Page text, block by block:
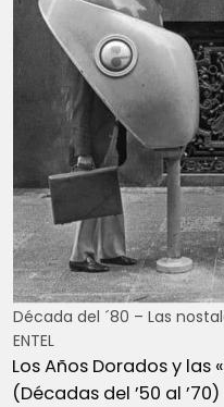
Década del ´80 – Las
ENTEL
Los Años Dorados y las
(Décadas del ’50 al ’70)